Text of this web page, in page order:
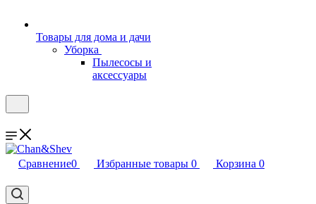
Товары для дома и дачи
Уборка
Пылесосы и
аксессуары
Сравнение0 Избранные товары 0 Корзина 0